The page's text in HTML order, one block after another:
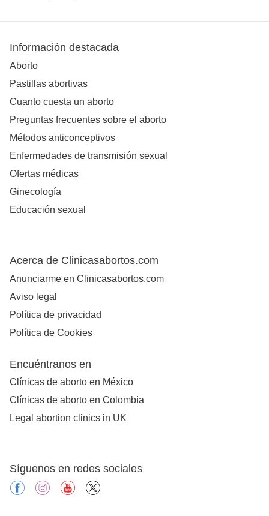
Información destacada
Aborto
Pastillas abortivas
Cuanto cuesta un aborto
Preguntas frecuentes sobre el aborto
Métodos anticonceptivos
Enfermedades de transmisión sexual
Ofertas médicas
Ginecología
Educación sexual
Acerca de Clinicasabortos.com
Anunciarme en Clinicasabortos.com
Aviso legal
Política de privacidad
Política de Cookies
Encuéntranos en
Clínicas de aborto en México
Clínicas de aborto en Colombia
Legal abortion clinics in UK
Síguenos en redes sociales
facebookinstagramyoutube